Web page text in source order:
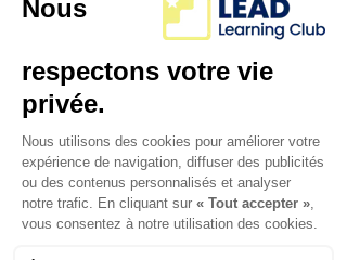
Alors que l'année scolaire touche à
sa fin, nous espérons que vous et
vos enfants êtes fiers de leur travail
acharné et de leurs réalisations. Au
club d’apprentissage LEAD, nous
sommes dédiés à soutenir le
parcours académique de votre
enfant et à l'aider à atteindre son
plein potentiel.